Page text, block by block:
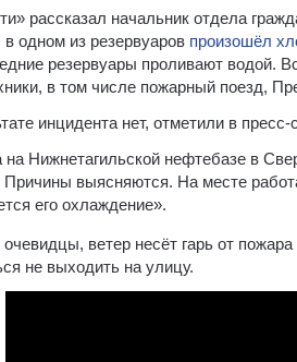
рассказал начальник отдела
одном из резервуаров произошёл
резервуары проливают водой.
в том числе пожарный поезд,
инцидента нет, отметили в
Нижнетагильской нефтебазе в
выясняются. На месте
его охлаждение».
ветер несёт гарь от
не выходить на улицу.